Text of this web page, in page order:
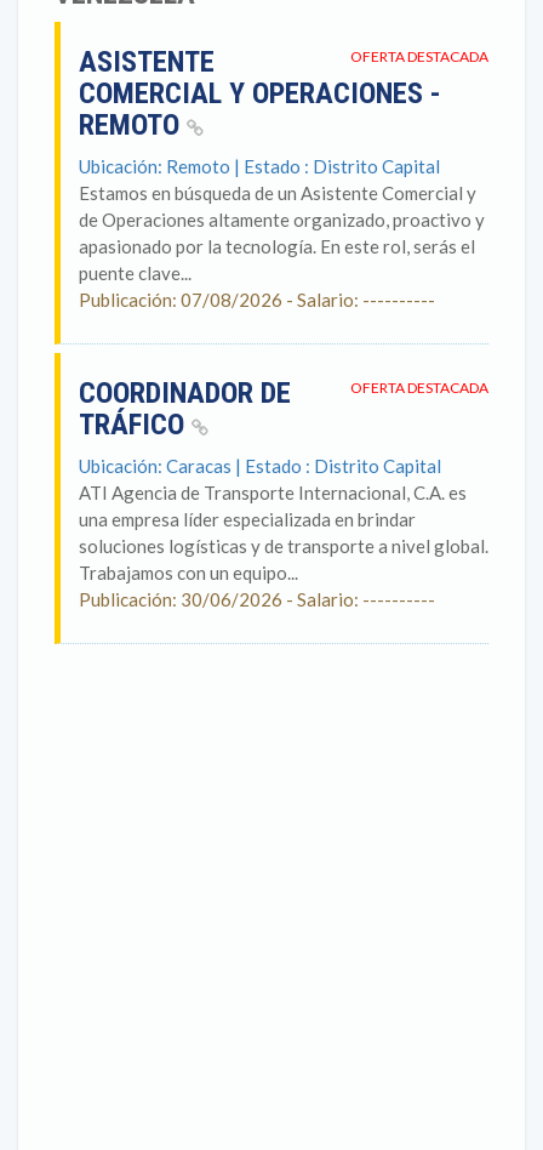
OFERTA DESTACADA
ASISTENTE
COMERCIAL Y OPERACIONES -
REMOTO
Ubicación: Remoto | Estado : Distrito Capital
Estamos en búsqueda de un Asistente Comercial y
de Operaciones altamente organizado, proactivo y
apasionado por la tecnología. En este rol, serás el
puente clave...
Publicación: 07/08/2026 - Salario: ----------
OFERTA DESTACADA
COORDINADOR DE
TRÁFICO
Ubicación: Caracas | Estado : Distrito Capital
ATI Agencia de Transporte Internacional, C.A. es
una empresa líder especializada en brindar
soluciones logísticas y de transporte a nivel global.
Trabajamos con un equipo...
Publicación: 30/06/2026 - Salario: ----------